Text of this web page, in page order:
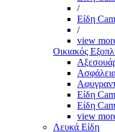
/
Είδη
/
view
Οικιακός
Είδη
Είδη
view
Λευκά Είδη